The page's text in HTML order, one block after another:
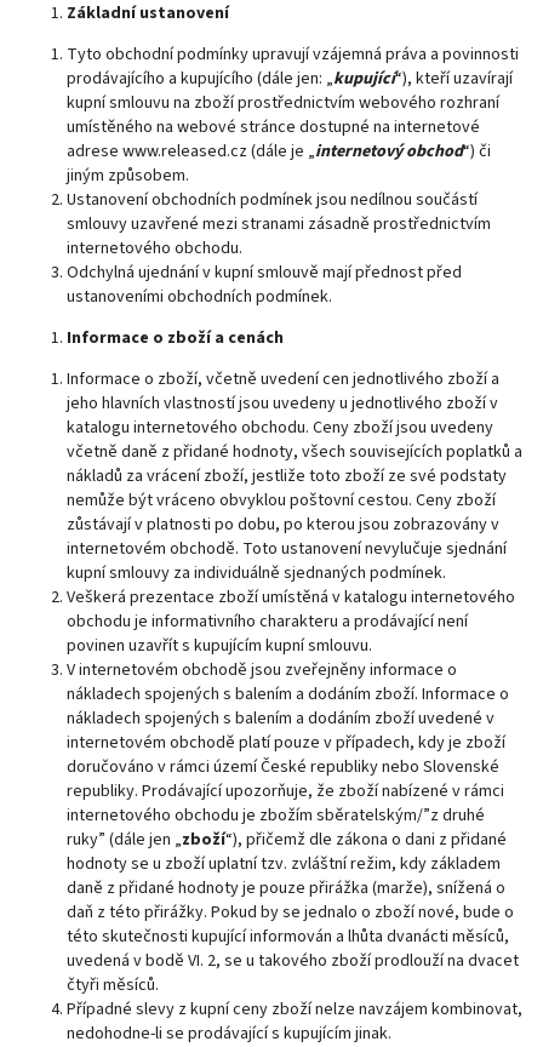
Základní ustanovení
Tyto obchodní podmínky upravují vzájemná práva a povinnosti
prodávajícího a kupujícího (dále jen: „kupující“), kteří uzavírají
kupní smlouvu na zboží prostřednictvím webového rozhraní
umístěného na webové stránce dostupné na internetové
adrese www.released.cz (dále je „internetový obchod“) či
jiným způsobem.
Ustanovení obchodních podmínek jsou nedílnou součástí
smlouvy uzavřené mezi stranami zásadně prostřednictvím
internetového obchodu.
Odchylná ujednání v kupní smlouvě mají přednost před
ustanoveními obchodních podmínek.
Informace o zboží a cenách
Informace o zboží, včetně uvedení cen jednotlivého zboží a
jeho hlavních vlastností jsou uvedeny u jednotlivého zboží v
katalogu internetového obchodu. Ceny zboží jsou uvedeny
včetně daně z přidané hodnoty, všech souvisejících poplatků a
nákladů za vrácení zboží, jestliže toto zboží ze své podstaty
nemůže být vráceno obvyklou poštovní cestou. Ceny zboží
zůstávají v platnosti po dobu, po kterou jsou zobrazovány v
internetovém obchodě. Toto ustanovení nevylučuje sjednání
kupní smlouvy za individuálně sjednaných podmínek.
Veškerá prezentace zboží umístěná v katalogu internetového
obchodu je informativního charakteru a prodávající není
povinen uzavřít s kupujícím kupní smlouvu.
V internetovém obchodě jsou zveřejněny informace o
nákladech spojených s balením a dodáním zboží. Informace o
nákladech spojených s balením a dodáním zboží uvedené v
internetovém obchodě platí pouze v případech, kdy je zboží
doručováno v rámci území České republiky nebo Slovenské
republiky. Prodávající upozorňuje, že zboží nabízené v rámci
internetového obchodu je zbožím sběratelským/”z druhé
ruky” (dále jen „zboží“), přičemž dle zákona o dani z přidané
hodnoty se u zboží uplatní tzv. zvláštní režim, kdy základem
daně z přidané hodnoty je pouze přirážka (marže), snížená o
daň z této přirážky. Pokud by se jednalo o zboží nové, bude o
této skutečnosti kupující informován a lhůta dvanácti měsíců,
uvedená v bodě VI. 2, se u takového zboží prodlouží na dvacet
čtyři měsíců.
Případné slevy z kupní ceny zboží nelze navzájem kombinovat,
nedohodne-li se prodávající s kupujícím jinak.